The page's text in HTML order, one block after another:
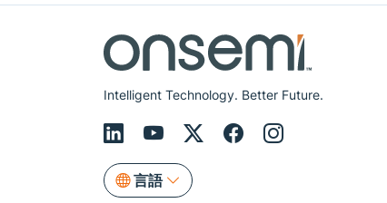
Intelligent Technology. Better Future.
言語